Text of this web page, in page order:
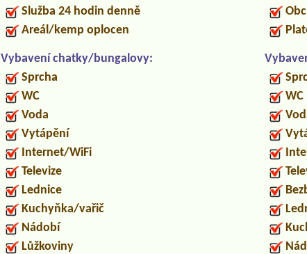
Služba 24 hodin denně
Areál/kemp oplocen
Vybavení chatky/bungalovy:
Sprcha
WC
Voda
Vytápění
Internet/WiFi
Televize
Lednice
Kuchyňka/vařič
Nádobí
Lůžkoviny
WC